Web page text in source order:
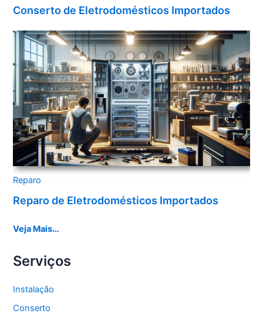
Conserto de Eletrodomésticos Importados
Reparo
Reparo de Eletrodomésticos Importados
Veja Mais…
Serviços
Instalação
Conserto